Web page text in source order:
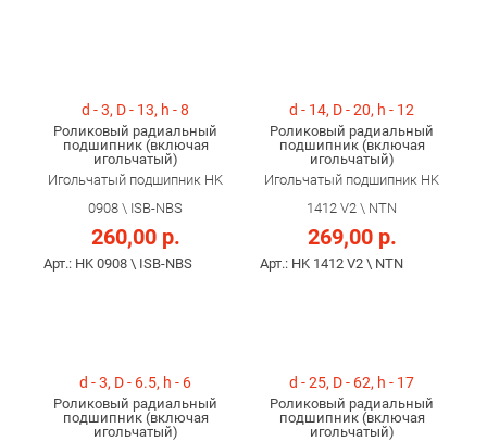
d - 3, D - 13, h - 8
Роликовый радиальный
подшипник (включая
игольчатый)
Игольчатый подшипник HK
0908 \ ISB-NBS
260,00 р.
Арт.: HK 0908 \ ISB-NBS
d - 14, D - 20, h - 12
Роликовый радиальный
подшипник (включая
игольчатый)
Игольчатый подшипник HK
1412 V2 \ NTN
269,00 р.
Арт.: HK 1412 V2 \ NTN
d - 3, D - 6.5, h - 6
Роликовый радиальный
подшипник (включая
игольчатый)
d - 25, D - 62, h - 17
Роликовый радиальный
подшипник (включая
игольчатый)